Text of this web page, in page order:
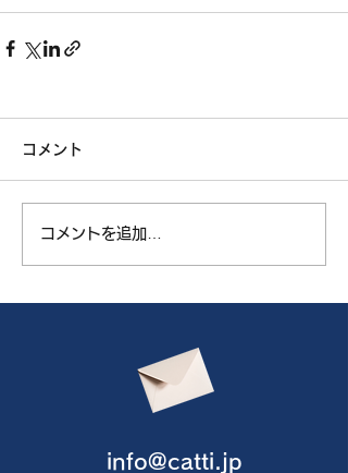
コメント
コメントを追加…
info@catti.jp